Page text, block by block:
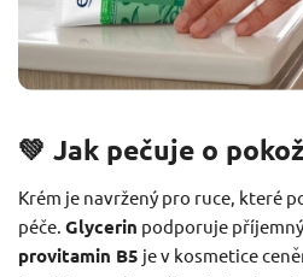
💚 Jak pečuje o
Krém je navržený pro ruce, které
péče. Glycerin podporuje
provitamin B5 je v kosmetice